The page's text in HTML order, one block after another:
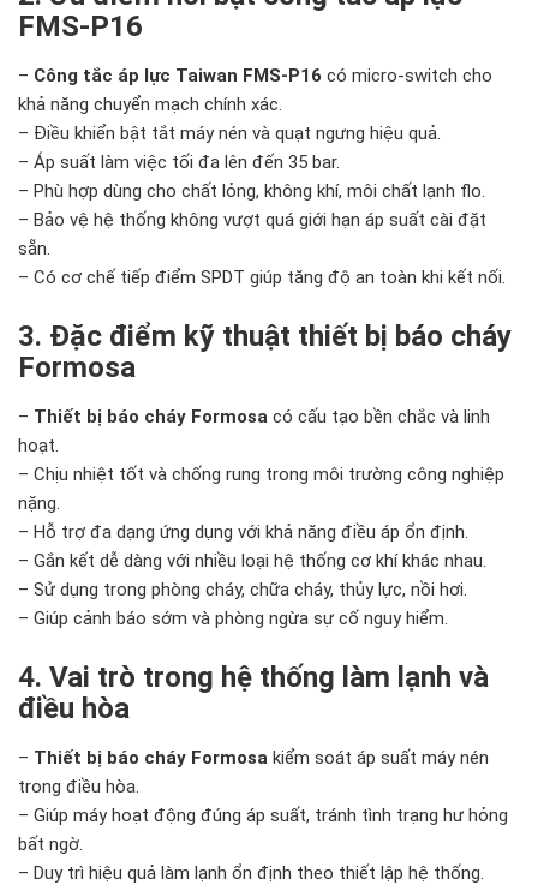
FMS-P16
– Công tắc áp lực Taiwan FMS-P16 có micro-switch cho
khả năng chuyển mạch chính xác.
– Điều khiển bật tắt máy nén và quạt ngưng hiệu quả.
– Áp suất làm việc tối đa lên đến 35 bar.
– Phù hợp dùng cho chất lỏng, không khí, môi chất lạnh flo.
– Bảo vệ hệ thống không vượt quá giới hạn áp suất cài đặt
sẵn.
– Có cơ chế tiếp điểm SPDT giúp tăng độ an toàn khi kết nối.
3. Đặc điểm kỹ thuật thiết bị báo cháy
Formosa
– Thiết bị báo cháy Formosa có cấu tạo bền chắc và linh
hoạt.
– Chịu nhiệt tốt và chống rung trong môi trường công nghiệp
nặng.
– Hỗ trợ đa dạng ứng dụng với khả năng điều áp ổn định.
– Gắn kết dễ dàng với nhiều loại hệ thống cơ khí khác nhau.
– Sử dụng trong phòng cháy, chữa cháy, thủy lực, nồi hơi.
– Giúp cảnh báo sớm và phòng ngừa sự cố nguy hiểm.
4. Vai trò trong hệ thống làm lạnh và
điều hòa
– Thiết bị báo cháy Formosa kiểm soát áp suất máy nén
trong điều hòa.
– Giúp máy hoạt động đúng áp suất, tránh tình trạng hư hỏng
bất ngờ.
– Duy trì hiệu quả làm lạnh ổn định theo thiết lập hệ thống.